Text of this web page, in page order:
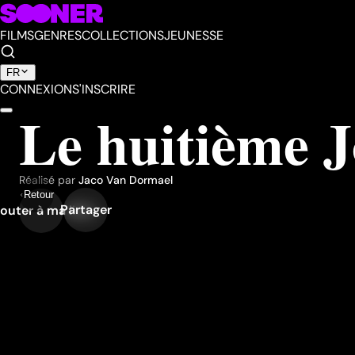
FILMSGENRESCOLLECTIONSJEUNESSE
FR
CONNEXIONS'INSCRIRE
Retour
Le huitième
Réalisé par Jaco Van Dormael
à ma liste
Partager